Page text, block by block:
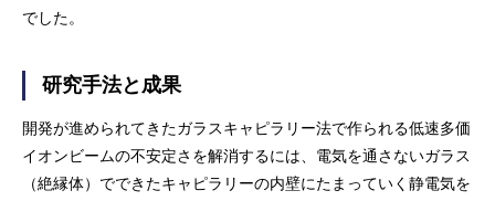
でした。
研究手法と成果
開発が進められてきたガラスキャピラリー法で作られる低速多価
イオンビームの不安定さを解消するには、電気を通さないガラス
（絶縁体）でできたキャピラリーの内壁にたまっていく静電気を